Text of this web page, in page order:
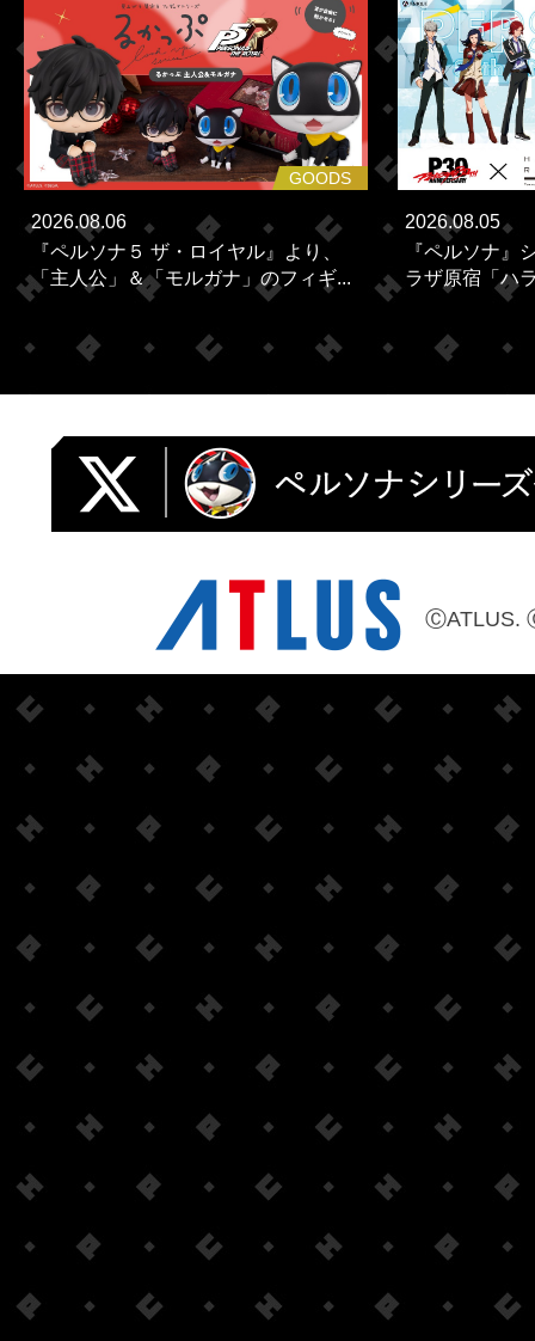
GOODS
2026.08.06
『ペルソナ５ ザ・ロイヤル』より、
「主人公」＆「モルガナ」のフィギ...
2026.08.05
『ペルソナ』
ラザ原宿「ハ
ⒸATLUS.